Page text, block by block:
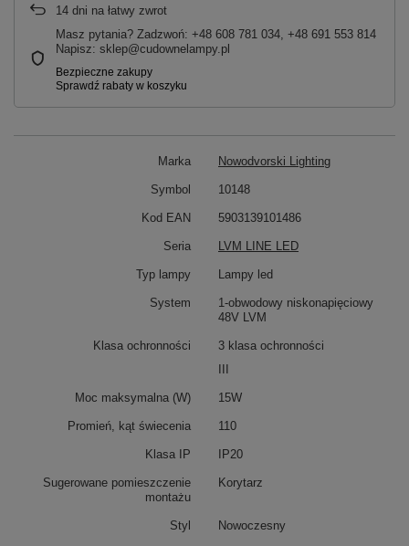
14 dni na łatwy zwrot
Masz pytania? Zadzwoń: +48 608 781 034, +48 691 553 814
Napisz: sklep@cudownelampy.pl
Marka Nowodvorski Lighting
Symbol 10148
Kod EAN 5903139101486
Seria LVM LINE LED
Typ lampy Lampy led
System
1-obwodowy niskonapięciowy
48V LVM
Klasa ochronności
3 klasa ochronności
Moc maksymalna (W) 15W
Promień, kąt świecenia 110
Klasa IP IP20
Sugerowane pomieszczenie
montażu
Korytarz
Styl Nowoczesny